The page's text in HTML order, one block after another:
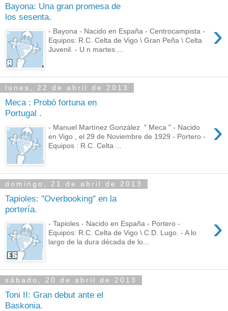
Bayona: Una gran promesa de
los sesenta.
›
- Bayona - Nacido en España - Centrocampista -
Equipos: R.C. Celta de Vigo \ Gran Peña \ Celta
Juvenil. - U n martes ...
lunes, 22 de abril de 2013
Meca : Probó fortuna en
Portugal .
›
- Manuel Martínez González " Meca " - Nacido
en Vigo , el 29 de Noviembre de 1929 - Portero -
Equipos : R.C. Celta ...
domingo, 21 de abril de 2013
Tapioles: "Overbooking" en la
portería.
›
- Tapioles - Nacido en España - Portero -
Equipos: R.C. Celta de Vigo \ C.D. Lugo. - A lo
largo de la dura década de lo...
sábado, 20 de abril de 2013
Toni II: Gran debut ante el
Baskonia.